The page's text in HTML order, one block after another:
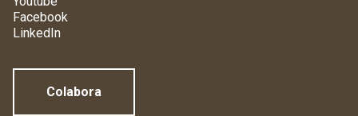
Facebook
LinkedIn
Colabora